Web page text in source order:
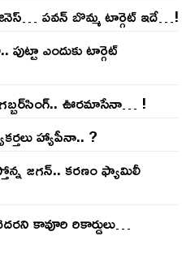
ప‌వ‌న్ బొమ్మ టార్గెట్ ఇదే…!
పుట్టా ఎందుకు టార్గెట్
ఊర‌మాసేనా… !
హ్యాపీనా.. ?
జ‌గ‌న్‌.. క‌ర‌ణం ఫ్యామిలీ
కావూరి రికార్డులు…